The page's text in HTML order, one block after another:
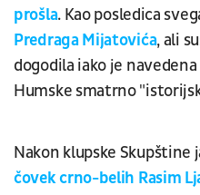
prošla. Kao posledica
Predraga Mijatovića, ali
dogodila iako je
Humske smatrno
Nakon klupske
čovek crno-belih Rasim